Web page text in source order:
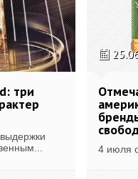
три
4 июля